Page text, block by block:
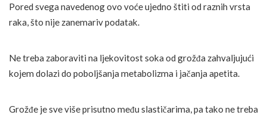
Pored svega navedenog ovo voće ujedno štiti od raznih vrsta
raka, što nije zanemariv podatak.
Ne treba zaboraviti na ljekovitost soka od grožđa zahvaljujući
kojem dolazi do poboljšanja metabolizma i jačanja apetita.
Grožđe je sve više prisutno među slastičarima, pa tako ne treba